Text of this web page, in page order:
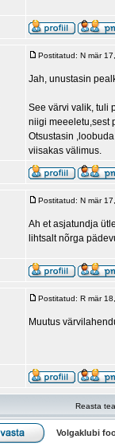
Postitatud: N mär
Jah, unustasin
See värvi valik, tuli
niigi meeeletu,sest
Otsustasin
viisakas välimus.
Postitatud: N mär
Ah et asjatundja
lihtsalt nõrga
Postitatud: R mär
Muutus
Reasta
Volgaklubi